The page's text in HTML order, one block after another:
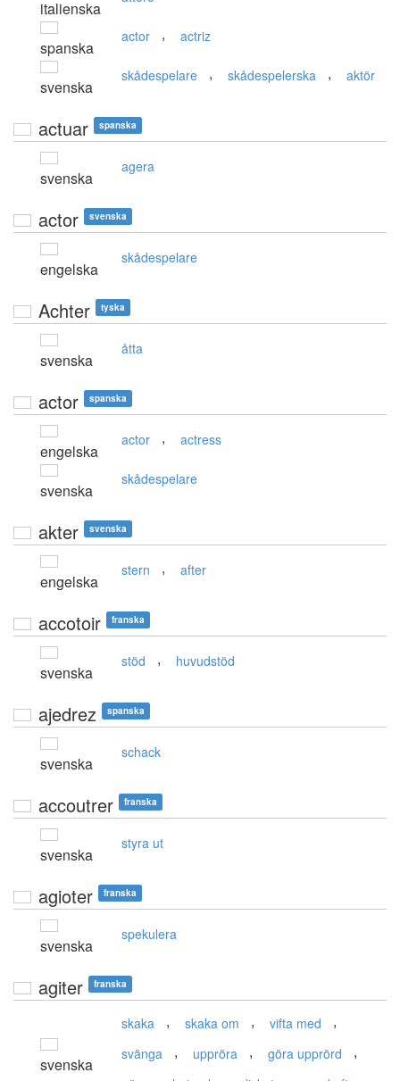
italienska
spanska
actor , actriz
svenska
skådespelare , skådespelerska , aktör
actuar spanska
svenska
agera
actor svenska
engelska
skådespelare
Achter tyska
svenska
åtta
actor spanska
engelska
actor , actress
svenska
skådespelare
akter svenska
engelska
stern , after
accotoir franska
svenska
stöd , huvudstöd
ajedrez spanska
svenska
schack
accoutrer franska
svenska
styra ut
agioter franska
svenska
spekulera
agiter franska
svenska
skaka , skaka om , vifta med ,
svänga , uppröra , göra upprörd ,